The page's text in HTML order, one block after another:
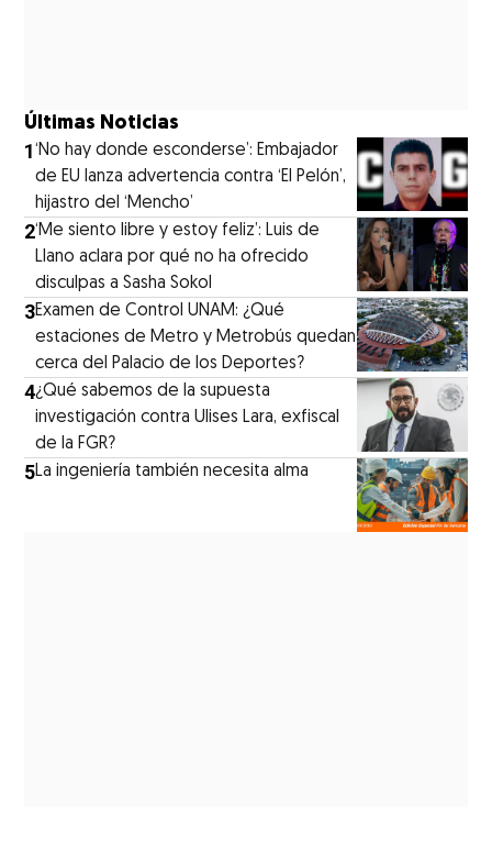
Últimas Noticias
1‘No hay donde esconderse’: Embajador
de EU lanza advertencia contra ‘El Pelón’,
hijastro del ‘Mencho’
2‘Me siento libre y estoy feliz’: Luis de
Llano aclara por qué no ha ofrecido
disculpas a Sasha Sokol
3Examen de Control UNAM: ¿Qué
estaciones de Metro y Metrobús quedan
cerca del Palacio de los Deportes?
4¿Qué sabemos de la supuesta
investigación contra Ulises Lara, exfiscal
de la FGR?
5La ingeniería también necesita alma